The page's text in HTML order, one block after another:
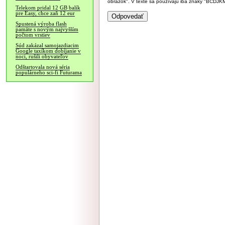
Telekom pridal 12 GB balík
pre Easy, chce zaň 12 eur
Spustená výroba flash
pamäte s novým najvyšším
počtom vrstiev
Súd zakázal samojazdiacim
Google taxíkom dobíjanie v
noci, rušili obyvateľov
Odštartovala nová séria
populárneho sci-fi Futurama
obrázok". V texte sa používajú iba znaky